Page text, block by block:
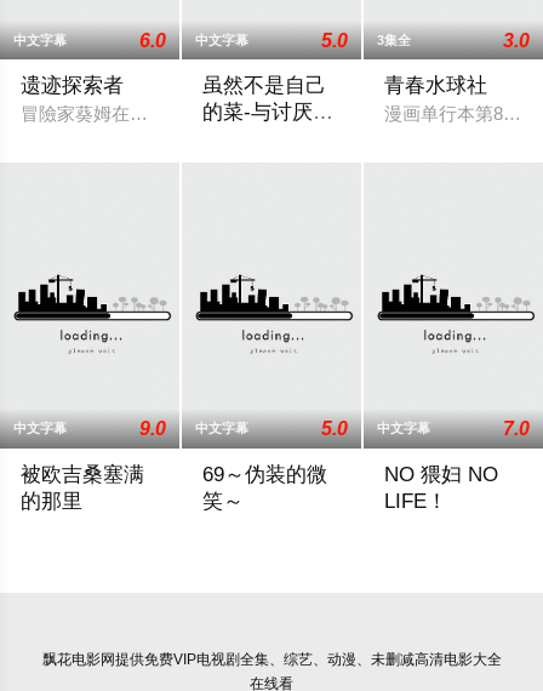
中文字幕 6.0
遗迹探索者
冒險家葵姆在旅途中發現了傳說中的「天堂之梯」地宮，成為
中文字幕 5.0
虽然不是自己
的菜-与讨厌姐
3集全 3.0
青春水球社
漫画单行本第8卷
中文字幕 9.0
被欧吉桑塞满
的那里
中文字幕 5.0
69～伪装的微
笑～
中文字幕 7.0
NO 猥妇 NO
LIFE！
飘花电影网提供免费VIP电视剧全集、综艺、动漫、未删减高清电影大全
在线看